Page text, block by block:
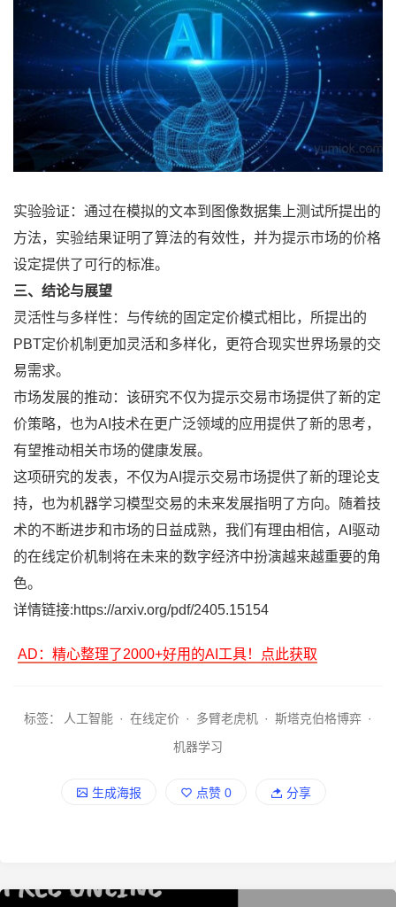
实验验证：通过在模拟的文本到图像数据集上测试所提出的
方法，实验结果证明了算法的有效性，并为提示市场的价格
设定提供了可行的标准。
三、结论与展望
灵活性与多样性：与传统的固定定价模式相比，所提出的
PBT定价机制更加灵活和多样化，更符合现实世界场景的交
易需求。
市场发展的推动：该研究不仅为提示交易市场提供了新的定
价策略，也为AI技术在更广泛领域的应用提供了新的思考，
有望推动相关市场的健康发展。
这项研究的发表，不仅为AI提示交易市场提供了新的理论支
持，也为机器学习模型交易的未来发展指明了方向。随着技
术的不断进步和市场的日益成熟，我们有理由相信，AI驱动
的在线定价机制将在未来的数字经济中扮演越来越重要的角
色。
详情链接:https://arxiv.org/pdf/2405.15154
AD：精心整理了2000+好用的AI工具！点此获取
标签： 人工智能 · 在线定价 · 多臂老虎机 · 斯塔克伯格博弈 ·
机器学习
生成海报 点赞 0 分享